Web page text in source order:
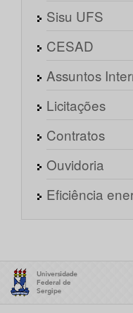
Sisu UFS
CESAD
Assuntos
Licitações
Contratos
Ouvidoria
Eficiência